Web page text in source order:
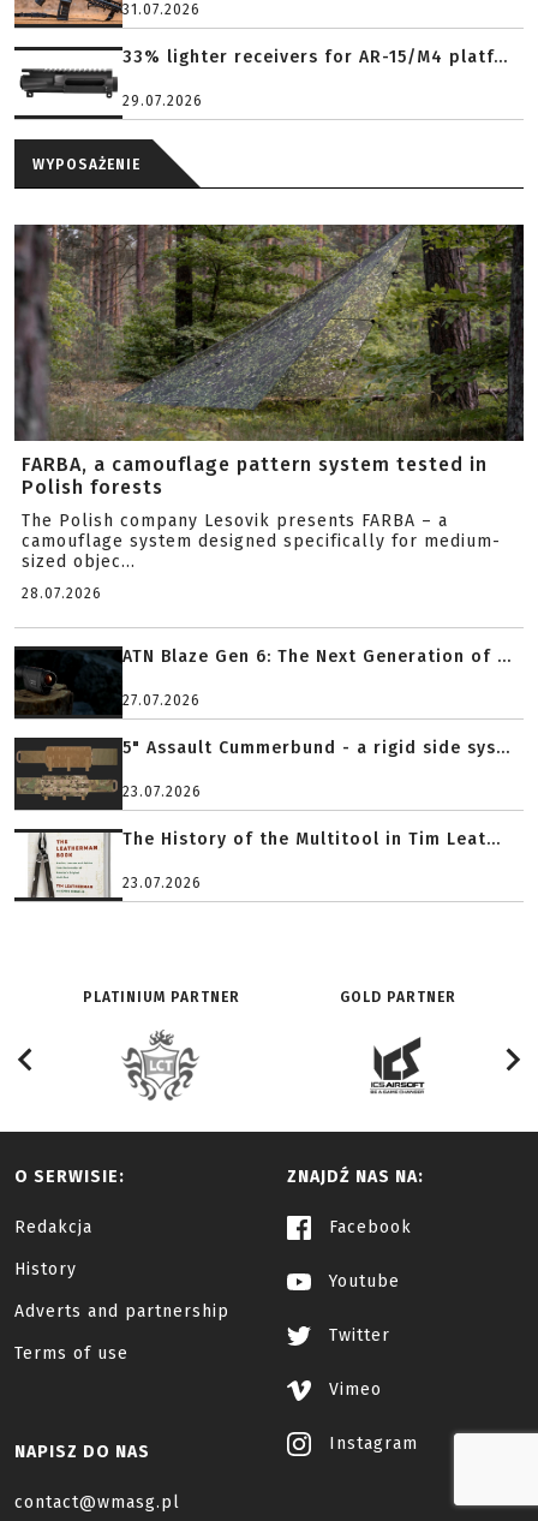
31.07.2026
33% lighter receivers for AR-15/M4 platf...
29.07.2026
WYPOSAŻENIE
FARBA, a camouflage pattern system tested in
Polish forests
The Polish company Lesovik presents FARBA – a
camouflage system designed specifically for medium-
sized objec...
28.07.2026
ATN Blaze Gen 6: The Next Generation of ...
27.07.2026
5" Assault Cummerbund - a rigid side sys...
23.07.2026
The History of the Multitool in Tim Leat...
23.07.2026
PLATINIUM PARTNER GOLD PARTNER
O SERWISIE:
Redakcja
History
Adverts and partnership
Terms of use
ZNAJDŹ NAS NA:
Facebook
Youtube
Twitter
Vimeo
Instagram
NAPISZ DO NAS
contact@wmasg.pl